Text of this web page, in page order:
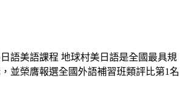
語美語課程 地球村美日語是全國最具規
並榮膺報選全國外語補習班類評比第1名